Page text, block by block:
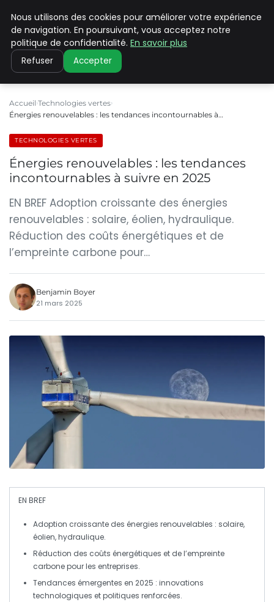
CLIMATE C ADVANCED
Accueil Technologies vertes
Énergies renouvelables : les tendances incontournables à…
TECHNOLOGIES VERTES
Énergies renouvelables : les tendances
incontournables à suivre en 2025
EN BREF Adoption croissante des énergies
renouvelables : solaire, éolien, hydraulique.
Réduction des coûts énergétiques et de
l’empreinte carbone pour…
Benjamin Boyer
21 mars 2025
EN BREF
Adoption croissante des énergies renouvelables : solaire,
éolien, hydraulique.
Réduction des coûts énergétiques et de l’empreinte
carbone pour les entreprises.
Tendances émergentes en 2025 : innovations
technologiques et politiques renforcées.
Nous utilisons des cookies pour améliorer votre expérience
de navigation. En poursuivant, vous acceptez notre
politique de confidentialité. En savoir plus
Refuser Accepter